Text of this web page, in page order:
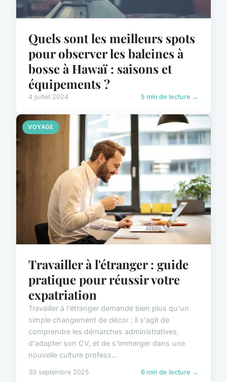
Quels sont les meilleurs spots
pour observer les baleines à
bosse à Hawaï : saisons et
équipements ?
4 juillet 2024 5 min de lecture →
VOYAGE
Travailler à l'étranger : guide
pratique pour réussir votre
expatriation
Travailler à l'étranger demande bien plus qu'un
simple changement de décor : il s'agit de
comprendre les démarches administratives,
d'adapter son CV, et de s'immerger dans une
nouvelle culture profess...
30 septembre 2025 6 min de lecture →